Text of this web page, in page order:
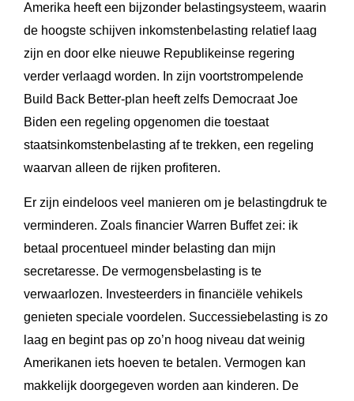
Amerika heeft een bijzonder belastingsysteem, waarin
de hoogste schijven inkomstenbelasting relatief laag
zijn en door elke nieuwe Republikeinse regering
verder verlaagd worden. In zijn voortstrompelende
Build Back Better-plan heeft zelfs Democraat Joe
Biden een regeling opgenomen die toestaat
staatsinkomstenbelasting af te trekken, een regeling
waarvan alleen de rijken profiteren.
Er zijn eindeloos veel manieren om je belastingdruk te
verminderen. Zoals financier Warren Buffet zei: ik
betaal procentueel minder belasting dan mijn
secretaresse. De vermogensbelasting is te
verwaarlozen. Investeerders in financiële vehikels
genieten speciale voordelen. Successiebelasting is zo
laag en begint pas op zo’n hoog niveau dat weinig
Amerikanen iets hoeven te betalen. Vermogen kan
makkelijk doorgegeven worden aan kinderen. De